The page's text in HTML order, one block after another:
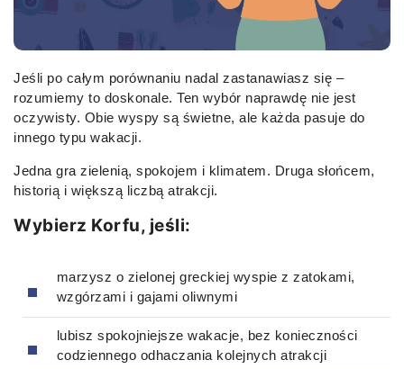
Jeśli po całym porównaniu nadal zastanawiasz się –
rozumiemy to doskonale. Ten wybór naprawdę nie jest
oczywisty. Obie wyspy są świetne, ale każda pasuje do
innego typu wakacji.
Jedna gra zielenią, spokojem i klimatem. Druga słońcem,
historią i większą liczbą atrakcji.
Wybierz Korfu, jeśli:
marzysz o zielonej greckiej wyspie z zatokami,
wzgórzami i gajami oliwnymi
lubisz spokojniejsze wakacje, bez konieczności
codziennego odhaczania kolejnych atrakcji